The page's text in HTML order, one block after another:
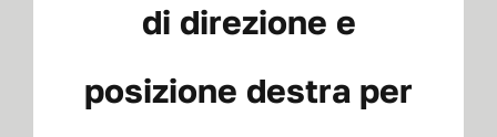
di direzione e
posizione destra per